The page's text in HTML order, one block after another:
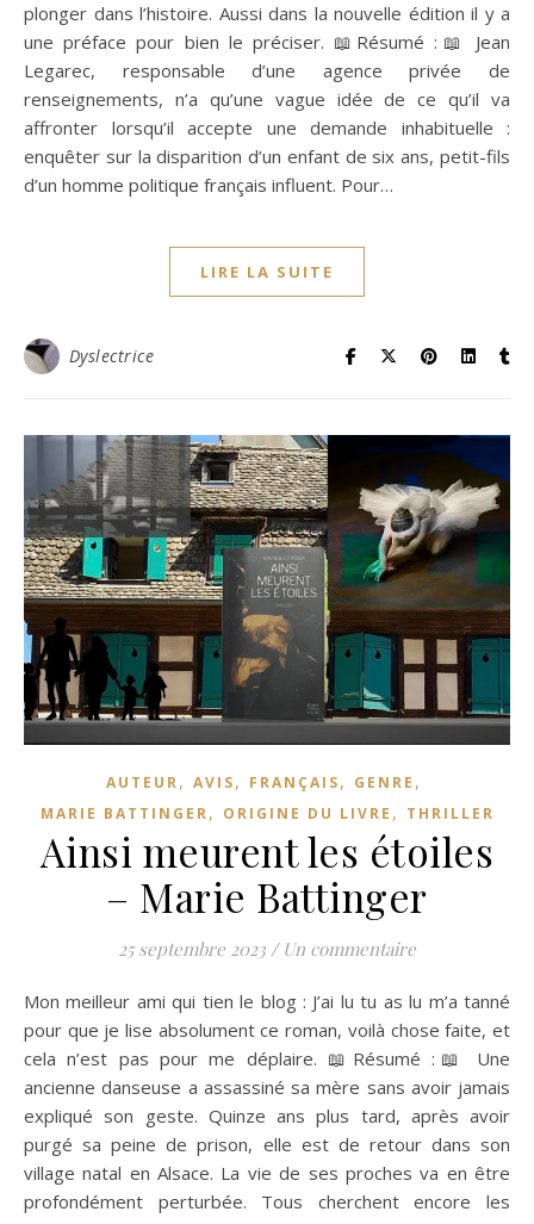
plonger dans l’histoire. Aussi dans la nouvelle édition il y a
une préface pour bien le préciser. 📖Résumé :📖 Jean
Legarec, responsable d’une agence privée de
renseignements, n’a qu’une vague idée de ce qu’il va
affronter lorsqu’il accepte une demande inhabituelle :
enquêter sur la disparition d’un enfant de six ans, petit-fils
d’un homme politique français influent. Pour…
LIRE LA SUITE
Dyslectrice
AUTEUR, AVIS, FRANÇAIS, GENRE ,
MARIE BATTINGER, ORIGINE DU LIVRE , THRILLER
Ainsi meurent les étoiles
– Marie Battinger
25 septembre 2023 / Un commentaire
Mon meilleur ami qui tien le blog : J’ai lu tu as lu m’a tanné
pour que je lise absolument ce roman, voilà chose faite, et
cela n’est pas pour me déplaire. 📖Résumé :📖 Une
ancienne danseuse a assassiné sa mère sans avoir jamais
expliqué son geste. Quinze ans plus tard, après avoir
purgé sa peine de prison, elle est de retour dans son
village natal en Alsace. La vie de ses proches va en être
profondément perturbée. Tous cherchent encore les